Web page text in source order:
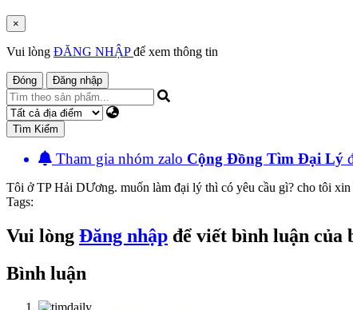
×
Vui lòng ĐĂNG NHẬPđể xem thông tin
Đóng Đăng nhập
Tìm Kiếm
Tham gia nhóm zalo Cộng Đồng Tìm Đại Lý
Tôi ở TP Hải DƯơng. muốn làm đại lý thì có yêu cầu gì? cho tôi
Tags:
Vui lòng Đăng nhập để viết bình luận của
Bình luận